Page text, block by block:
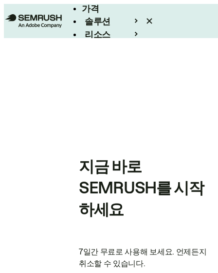
가격
솔루션
리소스
지금 바로
SEMRUSH를 시작
하세요
7일간 무료로 사용해 보세요. 언제든지
취소할 수 있습니다.